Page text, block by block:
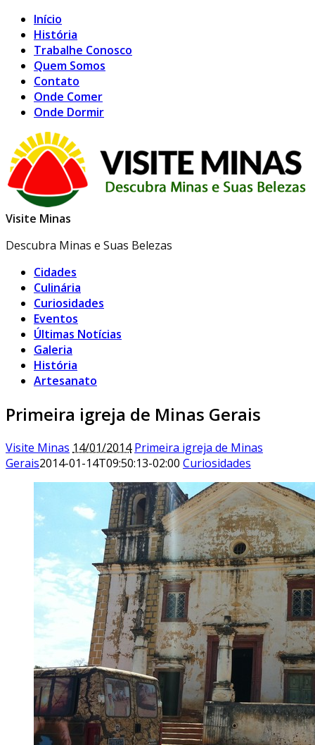
Início
História
Trabalhe Conosco
Quem Somos
Contato
Onde Comer
Onde Dormir
Visite Minas
Descubra Minas e Suas Belezas
Cidades
Culinária
Curiosidades
Eventos
Últimas Notícias
Galeria
História
Artesanato
Primeira igreja de Minas Gerais
Visite Minas 14/01/2014 Primeira igreja de Minas
Gerais2014-01-14T09:50:13-02:00 Curiosidades